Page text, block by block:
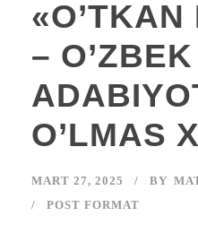
– O’ZBEK
O’LMAS
MART 27, 2025 BY
POST FORMAT